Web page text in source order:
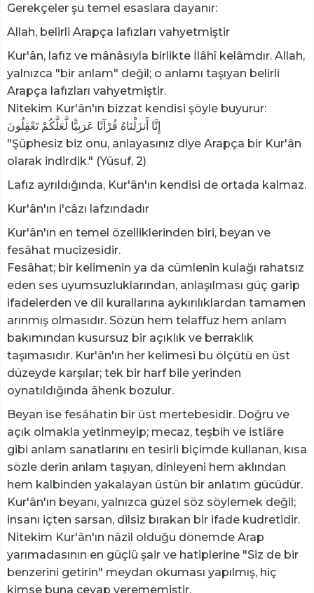
Gerekçeler şu temel esaslara dayanır:
Allah, belirli Arapça lafızları vahyetmiştir
Kur'ân, lafız ve mânâsıyla birlikte İlâhî kelâmdır. Allah,
yalnızca "bir anlam" değil; o anlamı taşıyan belirli
Arapça lafızları vahyetmiştir.
Nitekim Kur'ân'ın bizzat kendisi şöyle buyurur:
إِنَّا أَنزَلْنَاهُ قُرْآنًا عَرَبِيًّا لَّعَلَّكُمْ تَعْقِلُونَ
"Şüphesiz biz onu, anlayasınız diye Arapça bir Kur'ân
olarak indirdik." (Yûsuf, 2)
Lafız ayrıldığında, Kur'ân'ın kendisi de ortada kalmaz.
Kur'ân'ın i'câzı lafzındadır
Kur'ân'ın en temel özelliklerinden biri, beyan ve
fesâhat mucizesidir.
Fesâhat; bir kelimenin ya da cümlenin kulağı rahatsız
eden ses uyumsuzluklarından, anlaşılması güç garip
ifadelerden ve dil kurallarına aykırılıklardan tamamen
arınmış olmasıdır. Sözün hem telaffuz hem anlam
bakımından kusursuz bir açıklık ve berraklık
taşımasıdır. Kur'ân'ın her kelimesi bu ölçütü en üst
düzeyde karşılar; tek bir harf bile yerinden
oynatıldığında âhenk bozulur.
Beyan ise fesâhatin bir üst mertebesidir. Doğru ve
açık olmakla yetinmeyip; mecaz, teşbih ve istiâre
gibi anlam sanatlarını en tesirli biçimde kullanan, kısa
sözle derin anlam taşıyan, dinleyeni hem aklından
hem kalbinden yakalayan üstün bir anlatım gücüdür.
Kur'ân'ın beyanı, yalnızca güzel söz söylemek değil;
insanı içten sarsan, dilsiz bırakan bir ifade kudretidir.
Nitekim Kur'ân'ın nâzil olduğu dönemde Arap
yarımadasının en güçlü şair ve hatiplerine "Siz de bir
benzerini getirin" meydan okuması yapılmış, hiç
kimse buna cevap verememiştir.